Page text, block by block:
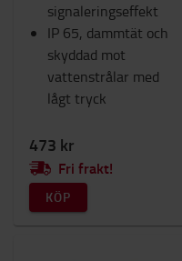
Vinter
Arbetsyta och lager
Kategori
signaleringseffekt
IP 65, dammtät och
skyddad mot
vattenstrålar med
lågt tryck
473 kr
Fri frakt!
KÖP